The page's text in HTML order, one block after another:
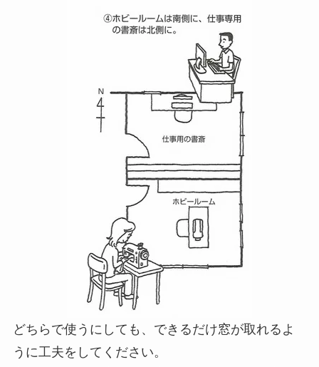
どちらで使うにしても、できるだけ窓が取れるよ
うに工夫をしてください。